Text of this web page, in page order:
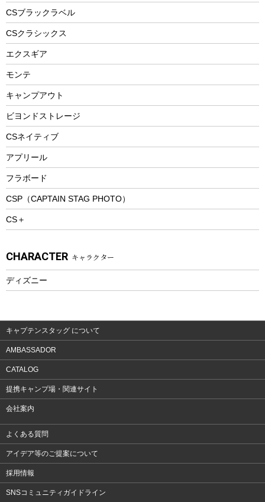
フードボトル
トレー
ランチョンマット
ランチボックス
ツール、他
アクセサリー
フローティングベスト
ヘルメット
エアーポンプ
ビーチテント
ウィンター
スノーシュー
防寒ウェア
トレッキング
トレッキングステッキ
トレッキングアクセサリー
プレイグッズ
ウェルネス
ウェア、タオル
ウェア
CSブラックラベル
CSクラシックス
エクスギア
モンテ
キャンプアウト
ビヨンドストレージ
CSネイティブ
アプリール
フラボード
CSP（CAPTAIN STAG PHOTO）
CS＋
CHARACTER キャラクター
ディズニー
キャプテンスタッグ について
AMBASSADOR
CATALOG
提携キャンプ場・関連サイト
会社案内
よくある質問
アイデア等のご提案について
採用情報
SNSコミュニティガイドライン